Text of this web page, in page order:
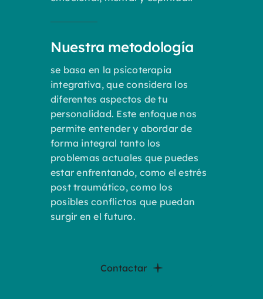
Nuestra metodología
se basa en la psicoterapia
integrativa, que considera los
diferentes aspectos de tu
personalidad. Este enfoque nos
permite entender y abordar de
forma integral tanto los
problemas actuales que puedes
estar enfrentando, como el estrés
post traumático, como los
posibles conflictos que puedan
surgir en el futuro.
Contactar